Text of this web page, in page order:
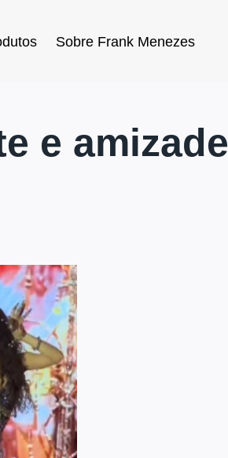
Sobre Frank Menezes
e amizade